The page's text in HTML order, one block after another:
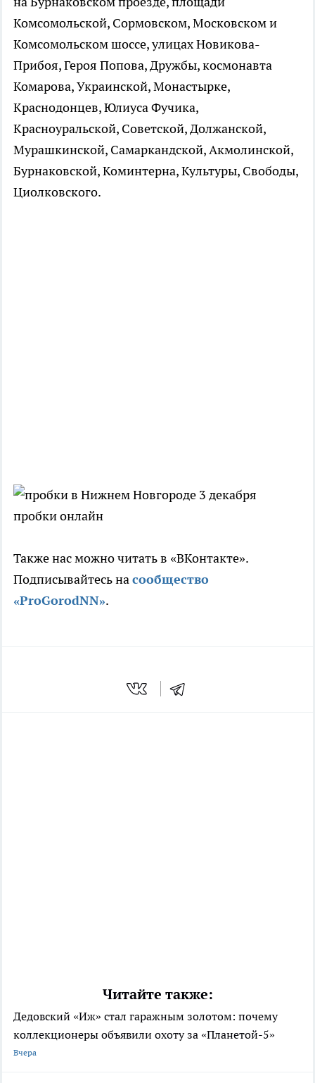
Комсомольской, Сормовском, Московском и
Комсомольском шоссе, улицах Новикова-
Прибоя, Героя Попова, Дружбы, космонавта
Комарова, Украинской, Монастырке,
Краснодонцев, Юлиуса Фучика,
Красноуральской, Советской, Должанской,
Мурашкинской, Самаркандской, Акмолинской,
Бурнаковской, Коминтерна, Культуры, Свободы,
Циолковского.
Также нас можно читать в «ВКонтакте».
Подписывайтесь насообщество
«ProGorodNN».
Читайте также:
Дедовский «Иж» стал гаражным золотом: почему
коллекционеры объявили охоту за «Планетой-5»
Вчера